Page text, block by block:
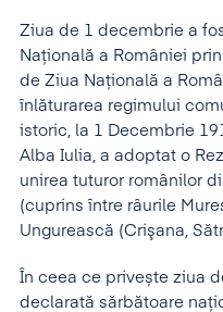
Ziua de 1 decembrie a
Națională a României
de Ziua Naţională a
înlăturarea regimului
istoric, la 1 Decembrie
Alba Iulia, a adoptat o
unirea tuturor românilor
(cuprins între râurile
Ungurească (Crişana,
În ceea ce privește ziua
declarată sărbătoare